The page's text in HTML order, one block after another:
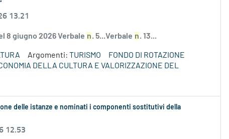
13.21
8 giugno 2026 Verbale n. 5...Verbale n. 13...
Argomenti: TURISMO
FONDO DI ROTAZIONE
DELLA CULTURA E VALORIZZAZIONE DEL
delle istanze e nominati i componenti sostitutivi della
12.53